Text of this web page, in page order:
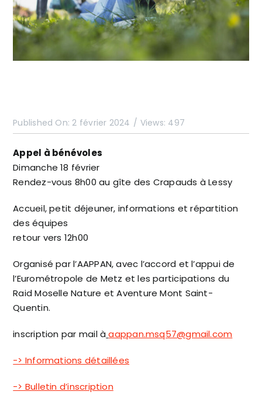
Published On: 2 février 2024 / Views: 497
Appel à bénévoles
Dimanche 18 février
Rendez-vous 8h00 au gîte des Crapauds à Lessy
Accueil, petit déjeuner, informations et répartition
des équipes
retour vers 12h00
Organisé par l’AAPPAN, avec l’accord et l’appui de
l’Eurométropole de Metz et les participations du
Raid Moselle Nature et Aventure Mont Saint-
Quentin.
inscription par mail à aappan.msq57@gmail.com
-> Informations détaillées
-> Bulletin d’inscription